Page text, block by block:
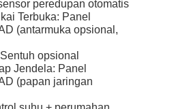
peredupan otomatis
Terbuka: Panel
(antarmuka opsional,
opsional
Jendela: Panel
(papan jaringan